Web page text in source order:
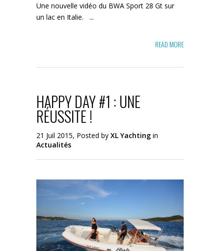
Une nouvelle vidéo du BWA Sport 28 Gt sur
un lac en Italie. ...
READ MORE
HAPPY DAY #1 : UNE
RÉUSSITE !
21 Juil 2015, Posted by XL Yachting in
Actualités